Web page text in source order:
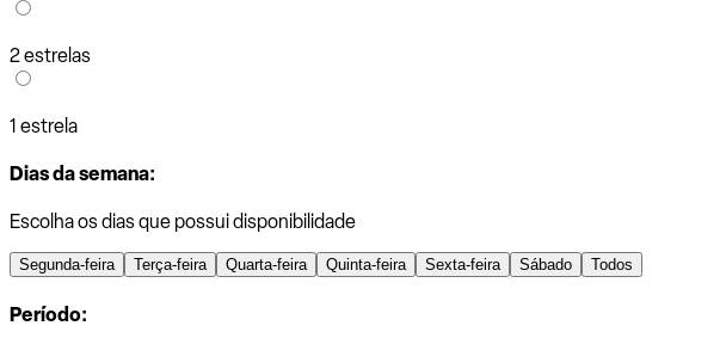
2 estrelas
1 estrela
Dias da semana:
Escolha os dias que possui disponibilidade
Segunda-feira Terça-feira Quarta-feira Quinta-feira Sexta-feira Sábado Todos
Período: